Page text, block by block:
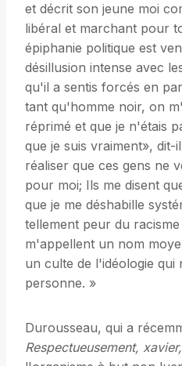
et décrit son jeune moi
libéral et marchant pour
épiphanie politique est
désillusion intense avec
qu'il a sentis forcés en
tant qu'homme noir, on
réprimé et que je n'étais
que je suis vraiment», dit-
réaliser que ces gens ne
pour moi; Ils me disent
que je me déshabille
tellement peur du
m'appellent un nom
un culte de l'idéologie qui
personne. »
Durousseau, qui a
Respectueusement, xavier,